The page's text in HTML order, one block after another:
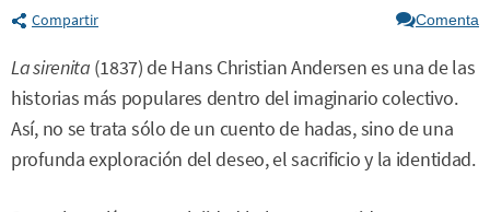
Compartir Comenta
La sirenita (1837) de Hans Christian Andersen es una de las
historias más populares dentro del imaginario colectivo.
Así, no se trata sólo de un cuento de hadas, sino de una
profunda exploración del deseo, el sacrificio y la identidad.